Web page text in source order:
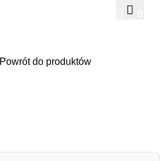
Powrót do produktów